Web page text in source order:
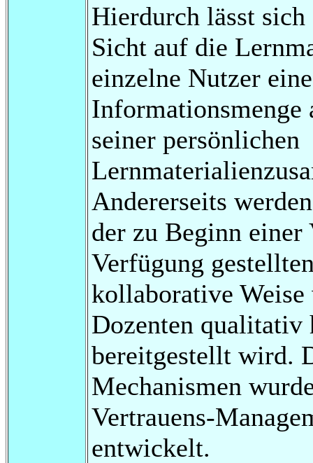
Hierdurch lässt
Sicht auf die
einzelne Nutzer
Informationsmenge
seiner persönlichen
Andererseits
der zu Beginn einer
Verfügung
kollaborative
Dozenten qualitativ
bereitgestellt wird.
Mechanismen
Vertrauens-
entwickelt.